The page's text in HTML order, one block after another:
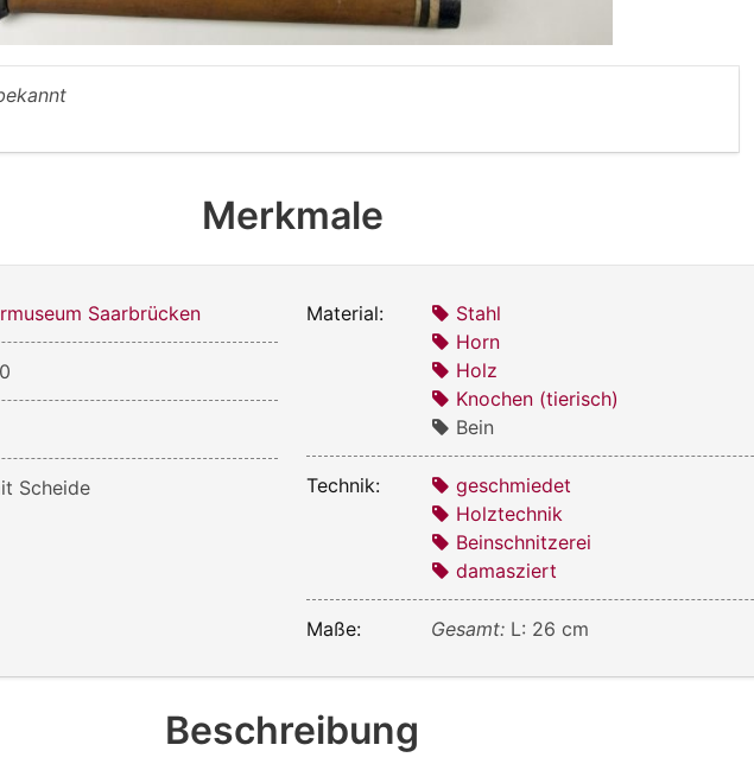
Merkmale
Saarbrücken
Scheide
Material:
Stahl
Horn
Holz
Knochen (tierisch)
Bein
Technik:
geschmiedet
Holztechnik
Beinschnitzerei
damasziert
Maße: Gesamt: L: 26 cm
Beschreibung